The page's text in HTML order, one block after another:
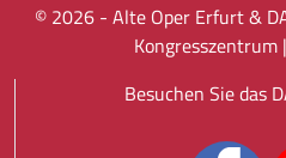
© 2026 - Alte Oper Erfurt &
Kongresszentrum |
Besuchen Sie das